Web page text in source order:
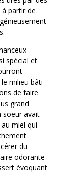
à partir de
spécial et
milieu bâti
de faire
grand
soeur avait
miel qui
du
odorante
évoquant